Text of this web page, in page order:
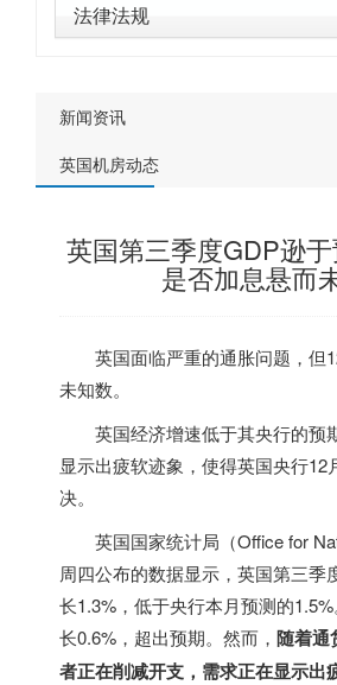
法律法规
新闻资讯
英国机房动态
英国第三季度GDP逊
是否加息悬而
英国面临严重的通胀问题，但
未知数。
英国经济增速低于其央行的预
显示出疲软迹象，使得英国央行12
决。
英国国家统计局（Office for
周四公布的数据显示， 英国第三季
长1.3%，低于央行本月预测的
长0.6%，超出预期。然而， 随着通
者正在削减开支，需求正在显示出